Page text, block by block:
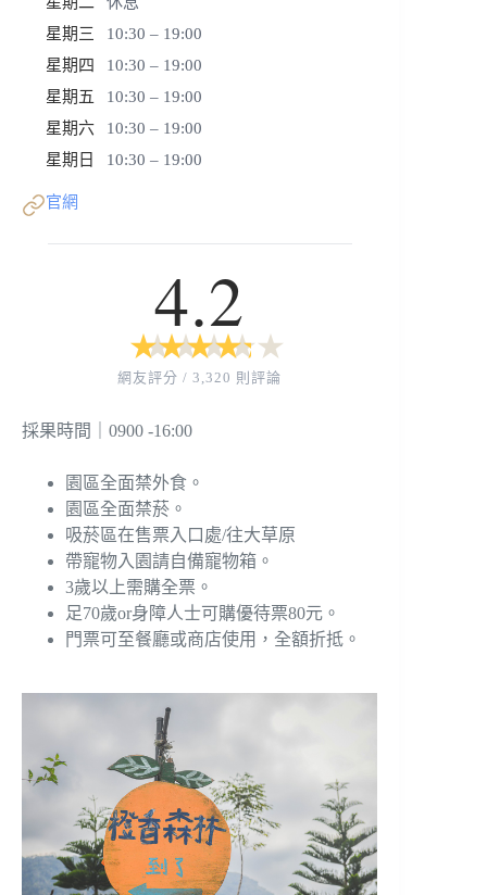
星期三
10:30 – 19:00
星期四
10:30 – 19:00
星期五
10:30 – 19:00
星期六
10:30 – 19:00
星期日
10:30 – 19:00
官網
4.2
★
★ ★
★ ★
★ ★
★ ★
★
網友評分 / 3,320 則評論
採果時間｜0900 -16:00
園區全面禁外食。
園區全面禁菸。
吸菸區在售票入口處/往大草原
帶寵物入園請自備寵物箱。
3歲以上需購全票。
足70歲or身障人士可購優待票80元。
門票可至餐廳或商店使用，全額折抵。